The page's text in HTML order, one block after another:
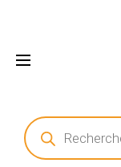
Recherche
de
produits